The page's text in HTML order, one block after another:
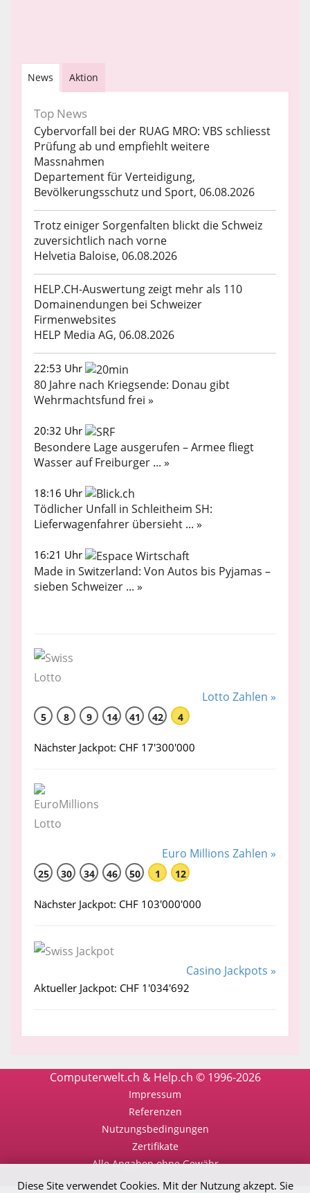
News Aktion
Top News
Cybervorfall bei der RUAG MRO: VBS schliesst
Prüfung ab und empfiehlt weitere
Massnahmen
Departement für Verteidigung,
Bevölkerungsschutz und Sport, 06.08.2026
Trotz einiger Sorgenfalten blickt die Schweiz
zuversichtlich nach vorne
Helvetia Baloise, 06.08.2026
HELP.CH-Auswertung zeigt mehr als 110
Domainendungen bei Schweizer
Firmenwebsites
HELP Media AG, 06.08.2026
22:53 Uhr
80 Jahre nach Kriegsende: Donau gibt
Wehrmachtsfund frei »
20:32 Uhr
Besondere Lage ausgerufen – Armee fliegt
Wasser auf Freiburger ... »
18:16 Uhr
Tödlicher Unfall in Schleitheim SH:
Lieferwagenfahrer übersieht ... »
16:21 Uhr
Made in Switzerland: Von Autos bis Pyjamas –
sieben Schweizer ... »
Lotto Zahlen »
5 8 9 14 41 42 4
Nächster Jackpot: CHF 17'300'000
Euro Millions Zahlen »
25 30 34 46 50 1 12
Nächster Jackpot: CHF 103'000'000
Casino Jackpots »
Aktueller Jackpot: CHF 1'034'692
Computerwelt.ch & Help.ch © 1996-2026
Impressum
Referenzen
Nutzungsbedingungen
Zertifikate
Alle Angaben ohne Gewähr
Diese Site verwendet Cookies. Mit der Nutzung akzept. Sie